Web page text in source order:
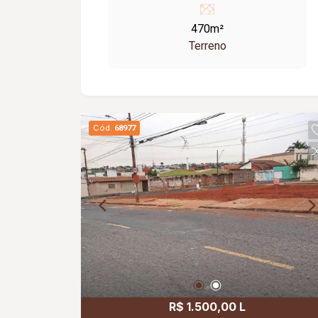
470m²
Terreno
Cód. 68977
R$ 1.500,00 L